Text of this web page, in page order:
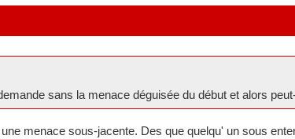
sans la menace déguisée du début et alors
menace sous-jacente. Des que quelqu' un sous